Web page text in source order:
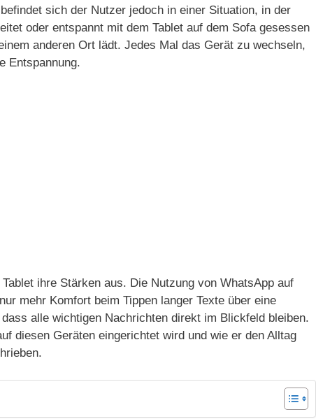
sich der Nutzer jedoch in einer Situation, in der
oder entspannt mit dem Tablet auf dem Sofa gesessen
anderen Ort lädt. Jedes Mal das Gerät zu wechseln,
Entspannung.
ihre Stärken aus. Die Nutzung von WhatsApp auf
mehr Komfort beim Tippen langer Texte über eine
alle wichtigen Nachrichten direkt im Blickfeld bleiben.
diesen Geräten eingerichtet wird und wie er den Alltag